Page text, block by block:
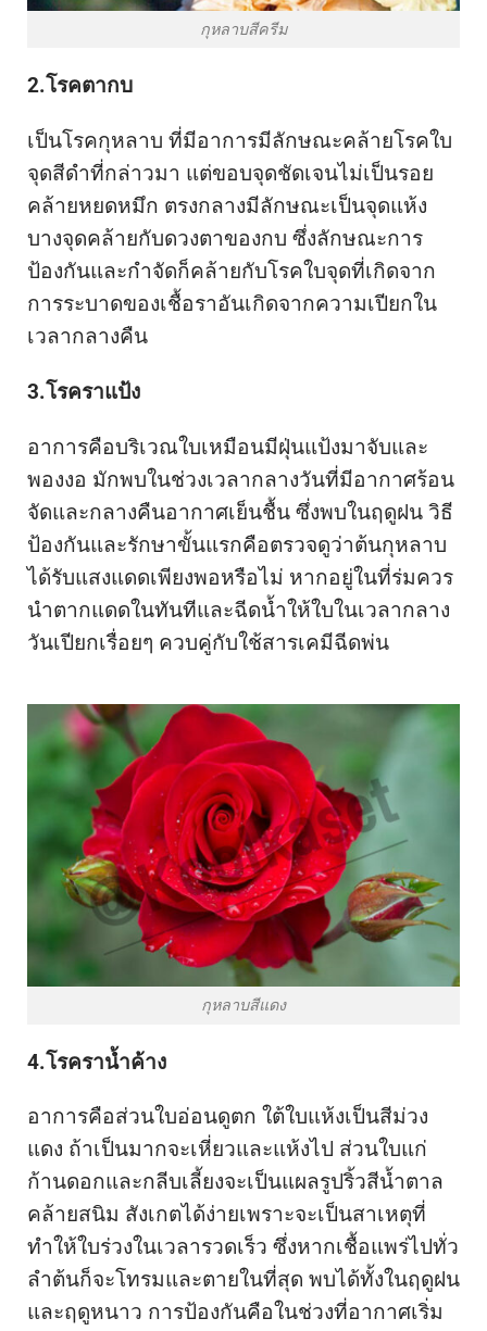
กุหลาบสีครีม
2.โรคตากบ
เป็นโรคกุหลาบ ที่มีอาการมีลักษณะคล้ายโรคใบ
จุดสีดำที่กล่าวมา แต่ขอบจุดชัดเจนไม่เป็นรอย
คล้ายหยดหมึก ตรงกลางมีลักษณะเป็นจุดแห้ง
บางจุดคล้ายกับดวงตาของกบ ซึ่งลักษณะการ
ป้องกันและกำจัดก็คล้ายกับโรคใบจุดที่เกิดจาก
การระบาดของเชื้อราอันเกิดจากความเปียกใน
เวลากลางคืน
3.โรคราแป้ง
อาการคือบริเวณใบเหมือนมีฝุ่นแป้งมาจับและ
พองงอ มักพบในช่วงเวลากลางวันที่มีอากาศร้อน
จัดและกลางคืนอากาศเย็นชื้น ซึ่งพบในฤดูฝน วิธี
ป้องกันและรักษาขั้นแรกคือตรวจดูว่าต้นกุหลาบ
ได้รับแสงแดดเพียงพอหรือไม่ หากอยู่ในที่ร่มควร
นำตากแดดในทันทีและฉีดน้ำให้ใบในเวลากลาง
วันเปียกเรื่อยๆ ควบคู่กับใช้สารเคมีฉีดพ่น
กุหลาบสีแดง
4.โรคราน้ำค้าง
อาการคือส่วนใบอ่อนดูตก ใต้ใบแห้งเป็นสีม่วง
แดง ถ้าเป็นมากจะเหี่ยวและแห้งไป ส่วนใบแก่
ก้านดอกและกลีบเลี้ยงจะเป็นแผลรูปริ้วสีน้ำตาล
คล้ายสนิม สังเกตได้ง่ายเพราะจะเป็นสาเหตุที่
ทำให้ใบร่วงในเวลารวดเร็ว ซึ่งหากเชื้อแพร่ไปทั่ว
ลำต้นก็จะโทรมและตายในที่สุด พบได้ทั้งในฤดูฝน
และฤดูหนาว การป้องกันคือในช่วงที่อากาศเริ่ม